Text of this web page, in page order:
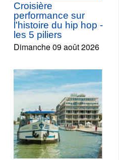
Croisière
performance sur
l'histoire du hip hop -
les 5 piliers
Dimanche 09 août 2026